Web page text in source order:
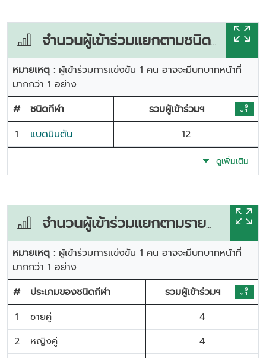
จำนวนผู้เข้าร่วมแยกตามชนิดกีฬา
หมายเหตุ : ผู้เข้าร่วมการแข่งขัน 1 คน อาจจะมีบทบาทหน้าที่
มากกว่า 1 อย่าง
#
ชนิดกีฬา
รวมผู้เข้าร่วมฯ
1
แบดมินตัน 12
ดูเพิ่มเติม
จำนวนผู้เข้าร่วมแยกตามรายการแข่งขัน
หมายเหตุ : ผู้เข้าร่วมการแข่งขัน 1 คน อาจจะมีบทบาทหน้าที่
มากกว่า 1 อย่าง
#
ประเภมของชนิดกีฬา
รวมผู้เข้าร่วมฯ
1
ชายคู่
4
2
หญิงคู่
4